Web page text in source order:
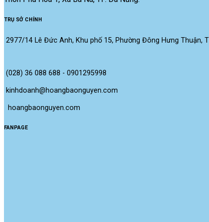
TRỤ SỞ CHÍNH
2977/14 Lê Đức Anh, Khu phố 15, Phường Đông Hưng Thuận,
(028) 36 088 688 - 0901295998
kinhdoanh@hoangbaonguyen.com
hoangbaonguyen.com
FANPAGE